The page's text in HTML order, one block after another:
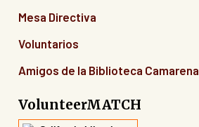
Mesa Directiva
Voluntarios
Amigos de la Biblioteca Camarena
VolunteerMATCH